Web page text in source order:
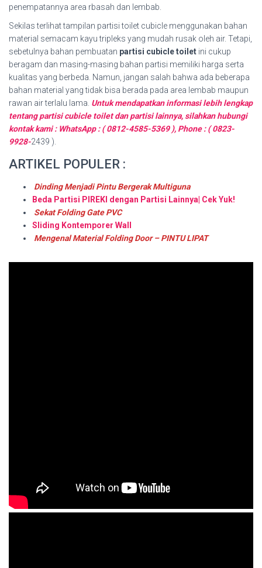
penempatannya area rbasah dan lembab.
Sekilas terlihat tampilan partisi toilet cubicle menggunakan bahan
material semacam kayu tripleks yang mudah rusak oleh air. Tetapi,
sebetulnya bahan pembuatan partisi cubicle toilet ini cukup
beragam dan masing-masing bahan partisi memiliki harga serta
kualitas yang berbeda. Namun, jangan salah bahwa ada beberapa
bahan material yang tidak bisa berada pada area lembab maupun
rawan air terlalu lama. Untuk mendapatkan informasi lebih lengkap
tentang partisi cubicle toilet dan partisi lainnya, silahkan hubungi
kontak kami : WhatsApp : ( 0812-4585-5369 ), Phone : ( 0823-
9928-2439 ).
ARTIKEL POPULER :
Dinding Menjadi Pintu Bergerak Multiguna
Beda Partisi PIREKI dengan Partisi Lainnya| Cek Yuk!
Sekat Folding Gate PVC
Sliding Kontemporer Wall
Mengenal Material Folding Door – PINTU LIPAT